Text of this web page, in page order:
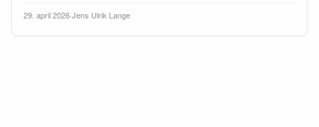
29. april 2026·Jens Ulrik Lange